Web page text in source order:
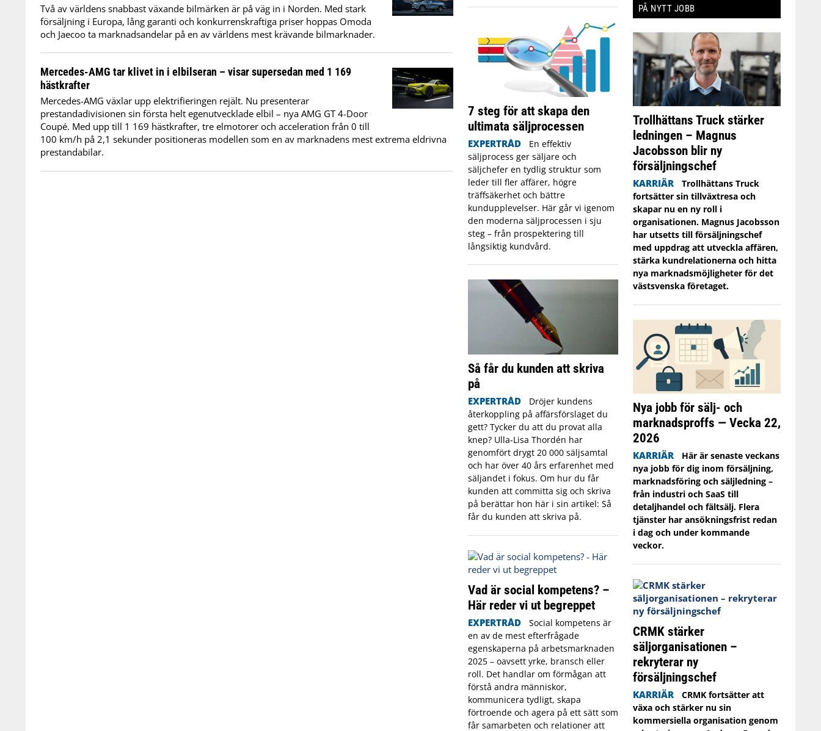
Två av världens snabbast växande bilmärken är på väg in i Norden. Med stark
försäljning i Europa, lång garanti och konkurrenskraftiga priser hoppas Omoda
och Jaecoo ta marknadsandelar på en av världens mest krävande bilmarknader.
Mercedes-AMG tar klivet in i elbilseran – visar supersedan med 1 169
hästkrafter
Mercedes-AMG växlar upp elektrifieringen rejält. Nu presenterar
prestandadivisionen sin första helt egenutvecklade elbil – nya AMG GT 4-Door
Coupé. Med upp till 1 169 hästkrafter, tre elmotorer och acceleration från 0 till
100 km/h på 2,1 sekunder positioneras modellen som en av marknadens mest extrema eldrivna
prestandabilar.
7 steg för att skapa den
ultimata säljprocessen
EXPERTRÅD
En effektiv
säljprocess ger säljare och
säljchefer en tydlig struktur som
leder till fler affärer, högre
träffsäkerhet och bättre
kundupplevelser. Här går vi igenom
den moderna säljprocessen i sju
steg – från prospektering till
långsiktig kundvård.
Så får du kunden att skriva
på
EXPERTRÅD
Dröjer kundens
återkoppling på affärsförslaget du
gett? Tycker du att du provat alla
knep? Ulla-Lisa Thordén har
genomfört drygt 20 000 säljsamtal
och har över 40 års erfarenhet med
säljandet i fokus. Om hur du får
kunden att committa sig och skriva
på berättar hon här i sin artikel: Så
får du kunden att skriva på.
Vad är social kompetens? –
Här reder vi ut begreppet
EXPERTRÅD
Social kompetens är
en av de mest efterfrågade
egenskaperna på arbetsmarknaden
2025 – oavsett yrke, bransch eller
roll. Det handlar om förmågan att
förstå andra människor,
kommunicera tydligt, skapa
förtroende och agera på ett sätt som
får samarbeten och relationer att
PÅ NYTT JOBB
Trollhättans Truck stärker
ledningen – Magnus
Jacobsson blir ny
försäljningschef
KARRIÄR
Trollhättans Truck
fortsätter sin tillväxtresa och
skapar nu en ny roll i
organisationen. Magnus Jacobsson
har utsetts till försäljningschef
med uppdrag att utveckla affären,
stärka kundrelationerna och hitta
nya marknadsmöjligheter för det
västsvenska företaget.
Nya jobb för sälj- och
marknadsproffs — Vecka 22,
2026
KARRIÄR
Här är senaste veckans
nya jobb för dig inom försäljning,
marknadsföring och säljledning –
från industri och SaaS till
detaljhandel och fältsälj. Flera
tjänster har ansökningsfrist redan
i dag och under kommande
veckor.
CRMK stärker
säljorganisationen –
rekryterar ny
försäljningschef
KARRIÄR
CRMK fortsätter att
växa och stärker nu sin
kommersiella organisation genom